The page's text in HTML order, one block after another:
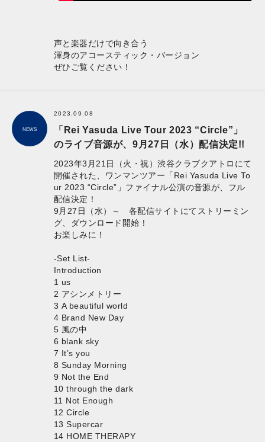
声と楽器だけで向き合う
渾身のアコースティック・バージョン
ぜひご覧ください！
NEWS
2023.09.08
「Rei Yasuda Live Tour 2023 “Circle”」
のライブ音源が、9月27日（水）配信決定!!
2023年3月21日（火・祝）渋谷クラブクアトロにて
開催された、ワンマンツアー「Rei Yasuda Live To
ur 2023 “Circle”」ファイナル公演の音源が、フル
配信決定！
9月27日（水）～ 各配信サイトにてストリーミン
グ、ダウンロード開始！
お楽しみに！
-Set List-
Introduction
1 us
2 アシンメトリー
3 A beautiful world
4 Brand New Day
5 風の中
6 blank sky
7 It’s you
8 Sunday Morning
9 Not the End
10 through the dark
11 Not Enough
12 Circle
13 Supercar
14 HOME THERAPY